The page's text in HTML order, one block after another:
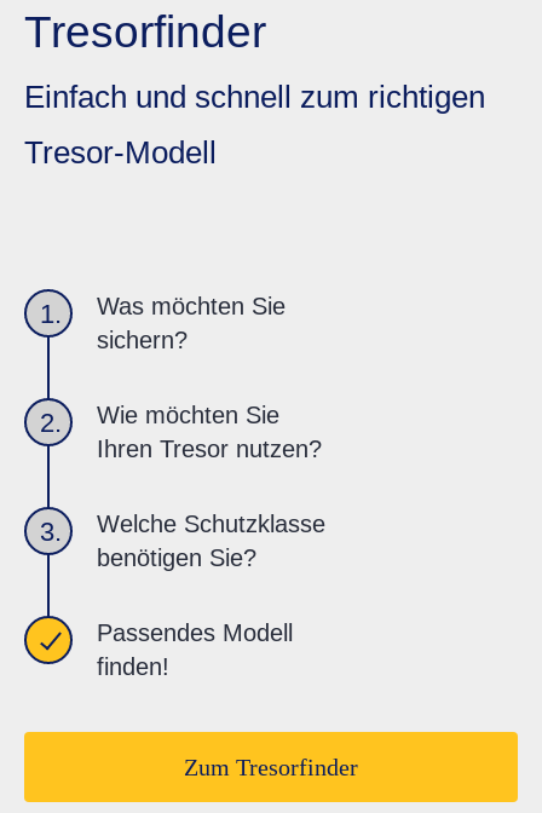
Tresorfinder
Einfach und schnell zum richtigen
Tresor-Modell
1.
Was möchten Sie
sichern?
2.
Wie möchten Sie
Ihren Tresor nutzen?
3.
Welche Schutzklasse
benötigen Sie?
Passendes Modell
finden!
Zum Tresorfinder